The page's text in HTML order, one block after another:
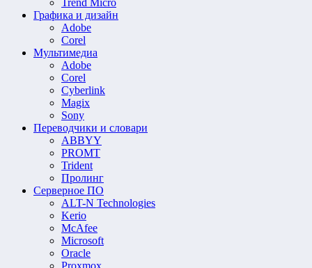
Графика и дизайн
Adobe
Corel
Мультимедиа
Adobe
Corel
Cyberlink
Magix
Sony
Переводчики и словари
ABBYY
PROMT
Trident
Пролинг
Серверное ПО
ALT-N Technologies
Kerio
McAfee
Microsoft
Oracle
Proxmox